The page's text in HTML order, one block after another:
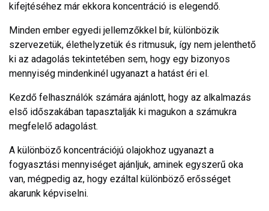
kifejtéséhez már ekkora koncentráció is elegendő.
Minden ember egyedi jellemzőkkel bír, különbözik
szervezetük, élethelyzetük és ritmusuk, így nem jelenthető
ki az adagolás tekintetében sem, hogy egy bizonyos
mennyiség mindenkinél ugyanazt a hatást éri el.
Kezdő felhasználók számára ajánlott, hogy az alkalmazás
első időszakában tapasztalják ki magukon a számukra
megfelelő adagolást.
A különböző koncentrációjú olajokhoz ugyanazt a
fogyasztási mennyiséget ajánljuk, aminek egyszerű oka
van, mégpedig az, hogy ezáltal különböző erősséget
akarunk képviselni.